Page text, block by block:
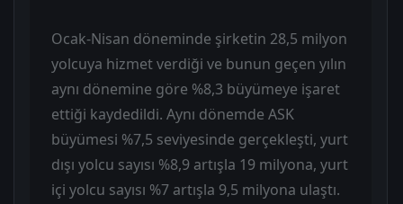
Ocak-Nisan döneminde şirketin 28,5 milyon
yolcuya hizmet verdiği ve bunun geçen yılın
aynı dönemine göre %8,3 büyümeye işaret
ettiği kaydedildi. Aynı dönemde ASK
büyümesi %7,5 seviyesinde gerçekleşti, yurt
dışı yolcu sayısı %8,9 artışla 19 milyona, yurt
içi yolcu sayısı %7 artışla 9,5 milyona ulaştı.